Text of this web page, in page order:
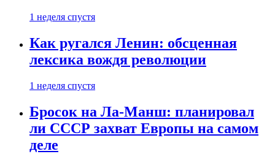
1 неделя спустя
Как ругался Ленин: обсценная
лексика вождя революции
1 неделя спустя
Бросок на Ла-Манш: планировал
ли СССР захват Европы на самом
деле